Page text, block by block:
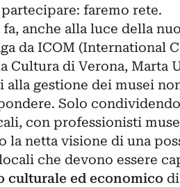
faremo rete.
anche alla luce della
daICOM(International
Cultura di Verona,
gestione dei musei
Solo
con professionisti
la netta visione di una
che devono essere
culturale ed economico